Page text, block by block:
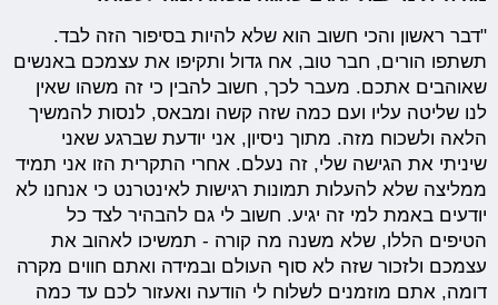
"דבר ראשון והכי חשוב הוא שלא להיות בסיפור הזה לבד.
תשתפו הורים, חבר טוב, אח גדול ותקיפו את עצמכם באנשים
שאוהבים אתכם. מעבר לכך, חשוב להבין כי זה משהו שאין
לנו שליטה עליו ועם כמה שזה קשה ומבאס, לנסות להמשיך
הלאה ולשכוח מזה. מתוך ניסיון, אני יודעת שברגע שאני
שיניתי את הגישה שלי, זה נעלם. אחרי התקרית הזו אני תמיד
ממליצה שלא להעלות תמונות רגישות לאינטרנט כי אנחנו לא
יודעים באמת למי זה יגיע. חשוב לי גם להבהיר לצד כל
הטיפים הללו, שלא משנה מה קורה - תמשיכו לאהוב את
עצמכם ולזכור שזה לא סוף העולם ובמידה ואתם חווים מקרה
דומה, אתם מוזמנים לשלוח לי הודעה ואעזור לכם עד כמה